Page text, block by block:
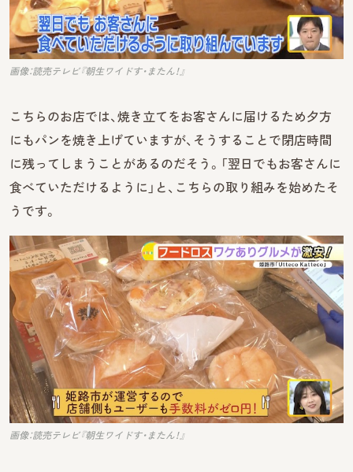
画像：読売テレビ『朝生ワイドす・またん！』
こちらのお店では、焼き立てをお客さんに届けるため夕方
にもパンを焼き上げていますが、そうすることで閉店時間
に残ってしまうことがあるのだそう。「翌日でもお客さんに
食べていただけるように」と、こちらの取り組みを始めたそ
うです。
画像：読売テレビ『朝生ワイドす・またん！』